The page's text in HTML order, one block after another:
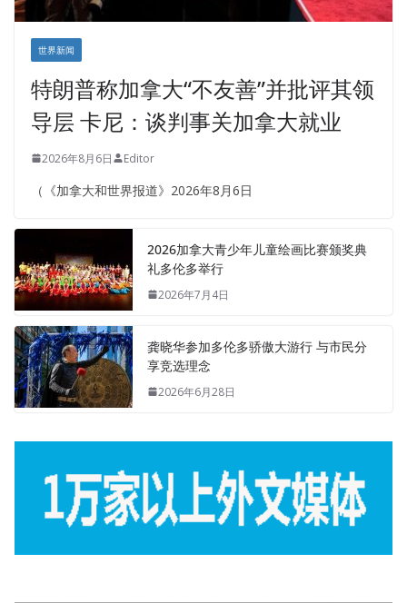
世界新闻
特朗普称加拿大“不友善”并批评其领
导层 卡尼：谈判事关加拿大就业
2026年8月6日 Editor
（《加拿大和世界报道》2026年8月6日
2026加拿大青少年儿童绘画比赛颁奖典
礼多伦多举行
2026年7月4日
龚晓华参加多伦多骄傲大游行 与市民分
享竞选理念
2026年6月28日